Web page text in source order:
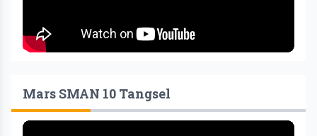
Mars SMAN 10 Tangsel